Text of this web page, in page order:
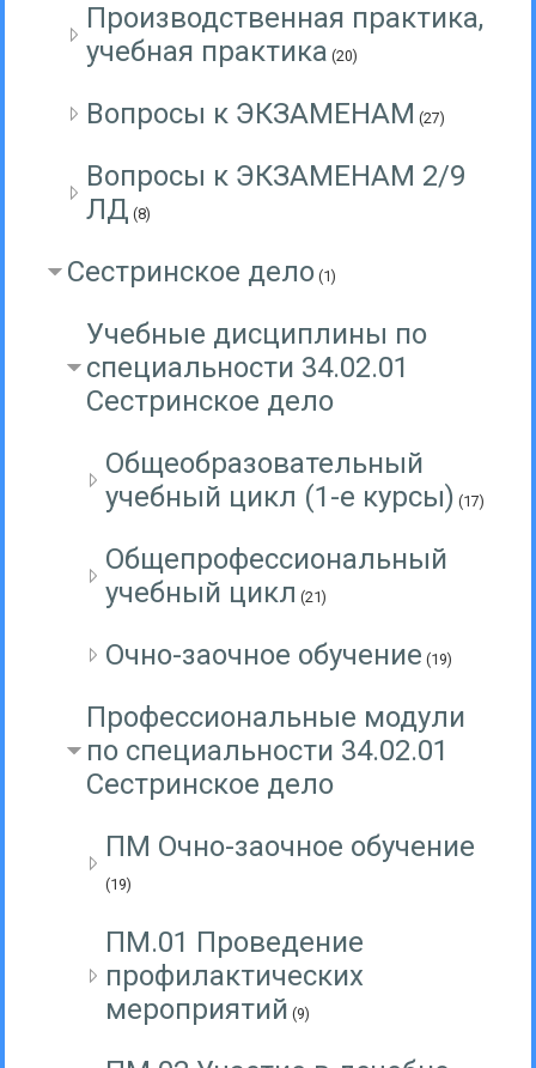
Производственная практика,
учебная практика (20)
Вопросы к ЭКЗАМЕНАМ (27)
Вопросы к ЭКЗАМЕНАМ 2/9
ЛД (8)
Сестринское дело (1)
Учебные дисциплины по
специальности 34.02.01
Сестринское дело
Общеобразовательный
учебный цикл (1-е курсы) (17)
Общепрофессиональный
учебный цикл (21)
Очно-заочное обучение (19)
Профессиональные модули
по специальности 34.02.01
Сестринское дело
ПМ Очно-заочное обучение
(19)
ПМ.01 Проведение
профилактических
мероприятий (9)